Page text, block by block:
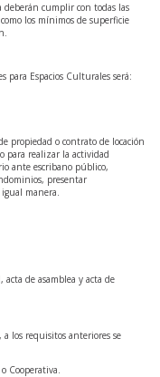
deberán cumplir con todas las
los mínimos de superficie
para Espacios Culturales será:
propiedad o contrato de locación
para realizar la actividad
ante escribano público,
presentar
manera.
de asamblea y acta de
los requisitos anteriores se
Cooperativa.